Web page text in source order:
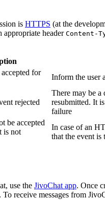
is HTTPS (at the
appropriate header Content-
for
Inform the user
rejected
There may be a
resubmitted. It
failure
be accepted
is not
In case of an
that the event is
use the JivoChat app. Once
. To receive messages from